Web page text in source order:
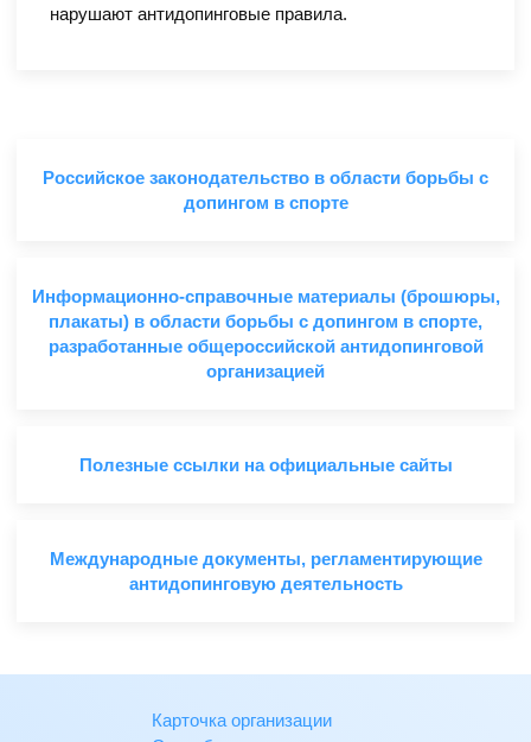
нарушают антидопинговые правила.
Российское законодательство в области борьбы с
допингом в спорте
Информационно-справочные материалы (брошюры,
плакаты) в области борьбы с допингом в спорте,
разработанные общероссийской антидопинговой
организацией
Полезные ссылки на официальные сайты
Международные документы, регламентирующие
антидопинговую деятельность
Карточка организации